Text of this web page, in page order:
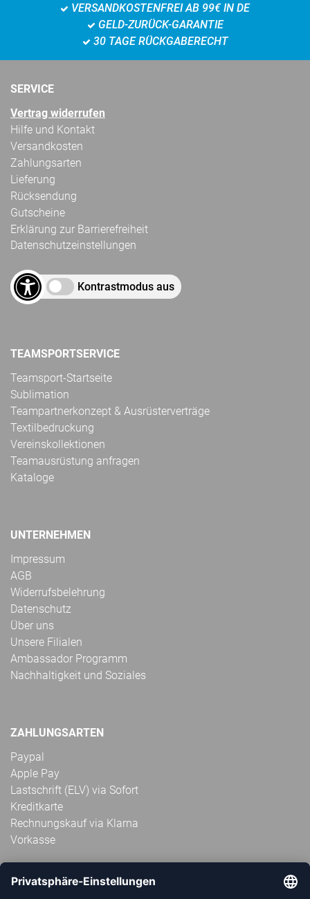
VERSANDKOSTENFREI AB 99€ IN DE
GELD-ZURÜCK-GARANTIE
30 TAGE RÜCKGABERECHT
SERVICE
Vertrag widerrufen
Hilfe und Kontakt
Versandkosten
Zahlungsarten
Lieferung
Rücksendung
Gutscheine
Erklärung zur Barrierefreiheit
Datenschutzeinstellungen
Kontrastmodus aus
TEAMSPORTSERVICE
Teamsport-Startseite
Sublimation
Teampartnerkonzept & Ausrüsterverträge
Textilbedruckung
Vereinskollektionen
Teamausrüstung anfragen
Kataloge
UNTERNEHMEN
Impressum
AGB
Widerrufsbelehrung
Datenschutz
Über uns
Unsere Filialen
Ambassador Programm
Nachhaltigkeit und Soziales
ZAHLUNGSARTEN
Paypal
Apple Pay
Lastschrift (ELV) via Sofort
Kreditkarte
Rechnungskauf via Klarna
Vorkasse
ABONNIERE JETZT DEN KOSTENLOSEN